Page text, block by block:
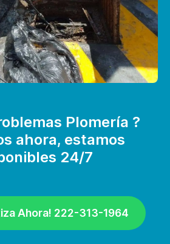
Plomería ?
ahora, estamos
24/7
Ahora! 222-313-1964